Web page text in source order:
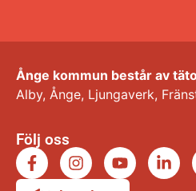
Ånge kommun består av
Alby, Ånge, Ljungaverk,
Följ oss